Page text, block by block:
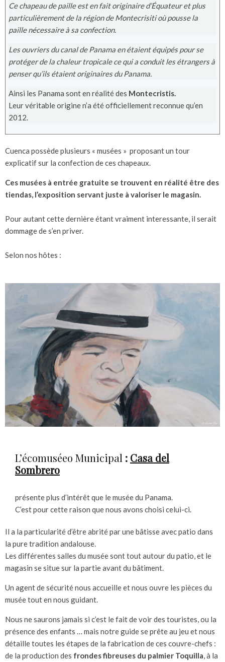
Ce chapeau de paille est en fait originaire d’Équateur et plus
particulièrement de la région de Montecrisiti où pousse la
paille nécessaire à sa confection.
Les ouvriers du canal de Panama en étaient équipés pour se
protéger de la chaleur tropicale ce qui a conduit les étrangers à
penser qu’ils étaient originaires du Panama.
Ainsi les Panama sont en réalité des Montecristis.
Leur véritable origine n’a été officiellement reconnue qu’en
2012.
Cuenca possède plusieurs « musées » proposant un tour
explicatif sur la confection de ces chapeaux.
Ces musées à entrée gratuite se trouvent en réalité être des
tiendas, l’exposition servant juste à valoriser le magasin.
Pour autant cette dernière étant vraiment interessante, il serait
dommage de s’en priver.
Selon nos hôtes :
L’écomuséeo Municipal : Casa del
Sombrero
présente plus d’intérêt que le musée du Panama.
C’est pour cette raison que nous avons choisi celui-ci.
Il a la particularité d’être abrité par une bâtisse avec patio dans
la pure tradition andalouse.
Les différentes salles du musée sont tout autour du patio, et le
magasin se situe sur la partie avant du bâtiment.
Un agent de sécurité nous accueille et nous ouvre les pièces du
musée tout en nous guidant.
Nous ne saurons jamais si c’est le fait de voir des touristes, ou la
présence des enfants … mais notre guide se prête au jeu et nous
détaille toutes les étapes de la fabrication de ces couvre-chefs :
de la production des frondes fibreuses du palmier Toquilla, à la